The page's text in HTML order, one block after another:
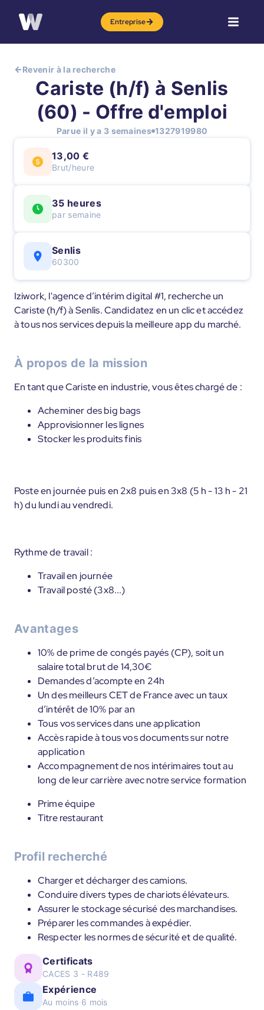
Entreprise
Revenir à la recherche
Cariste (h/f) à Senlis
(60) - Offre d'emploi
Parue il y a 3 semaines 1327919980
13,00 €
Brut/heure
35 heures
par semaine
Senlis
60300
Iziwork, l'agence d’intérim digital #1, recherche un
Cariste (h/f) à Senlis. Candidatez en un clic et accédez
à tous nos services depuis la meilleure app du marché.
À propos de la mission
En tant que Cariste en industrie, vous êtes chargé de :
Acheminer des big bags
Approvisionner les lignes
Stocker les produits finis
Poste en journée puis en 2x8 puis en 3x8 (5 h - 13 h - 21
h) du lundi au vendredi.
Rythme de travail :
Travail en journée
Travail posté (3x8...)
Avantages
10% de prime de congés payés (CP), soit un
salaire total brut de 14,30€
Demandes d’acompte en 24h
Un des meilleurs CET de France avec un taux
d’intérêt de 10% par an
Tous vos services dans une application
Accès rapide à tous vos documents sur notre
application
Accompagnement de nos intérimaires tout au
long de leur carrière avec notre service formation
Prime équipe
Titre restaurant
Profil recherché
Charger et décharger des camions.
Conduire divers types de chariots élévateurs.
Assurer le stockage sécurisé des marchandises.
Préparer les commandes à expédier.
Respecter les normes de sécurité et de qualité.
Certificats
CACES 3 - R489
Expérience
Au moins 6 mois